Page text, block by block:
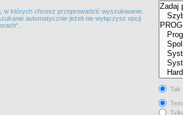
w których chcesz przeprowadzić wyszukiwanie.
automatycznie jeżeli nie wyłączysz opcji
Tak